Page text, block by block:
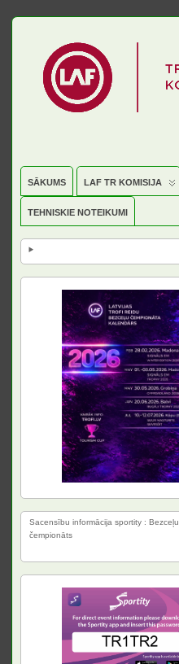
SĀKUMS LAF TR KOMISIJA
TEHNISKIE NOTEIKUMI
Sacensību informācija sportity : Bezceļu
čempionāts